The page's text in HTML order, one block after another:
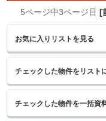
5ページ中3ページ目 [
お気に入りリストを見る